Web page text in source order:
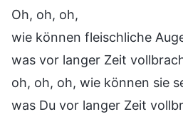
Oh, oh, oh,
wie können fleischliche
was vor langer Zeit
oh, oh, oh, wie können sie
was Du vor langer Zeit